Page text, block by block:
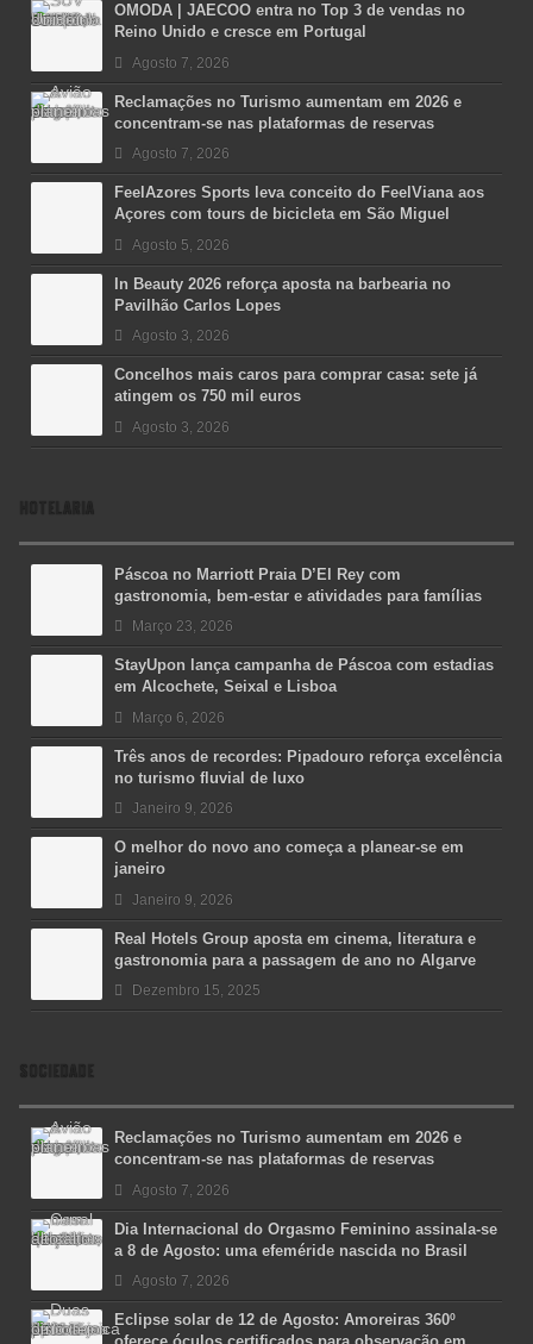
OMODA | JAECOO entra no Top 3 de vendas no
Reino Unido e cresce em Portugal
Agosto 7, 2026
Reclamações no Turismo aumentam em 2026 e
concentram-se nas plataformas de reservas
Agosto 7, 2026
FeelAzores Sports leva conceito do FeelViana aos
Açores com tours de bicicleta em São Miguel
Agosto 5, 2026
In Beauty 2026 reforça aposta na barbearia no
Pavilhão Carlos Lopes
Agosto 3, 2026
Concelhos mais caros para comprar casa: sete já
atingem os 750 mil euros
Agosto 3, 2026
HOTELARIA
Páscoa no Marriott Praia D’El Rey com
gastronomia, bem-estar e atividades para famílias
Março 23, 2026
StayUpon lança campanha de Páscoa com estadias
em Alcochete, Seixal e Lisboa
Março 6, 2026
Três anos de recordes: Pipadouro reforça excelência
no turismo fluvial de luxo
Janeiro 9, 2026
O melhor do novo ano começa a planear-se em
janeiro
Janeiro 9, 2026
Real Hotels Group aposta em cinema, literatura e
gastronomia para a passagem de ano no Algarve
Dezembro 15, 2025
SOCIEDADE
Reclamações no Turismo aumentam em 2026 e
concentram-se nas plataformas de reservas
Agosto 7, 2026
Dia Internacional do Orgasmo Feminino assinala-se
a 8 de Agosto: uma efeméride nascida no Brasil
Agosto 7, 2026
Eclipse solar de 12 de Agosto: Amoreiras 360º